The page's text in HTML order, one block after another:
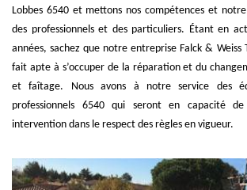
Lobbes 6540 et mettons nos compétences et
des professionnels et des particuliers. Étant en
années, sachez que notre entreprise Falck & Weiss
fait apte à s’occuper de la réparation et du
et faîtage. Nous avons à notre service des
professionnels 6540 qui seront en capacité
intervention dans le respect des règles en vigueur.